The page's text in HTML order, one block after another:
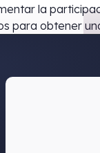
la
para obtener